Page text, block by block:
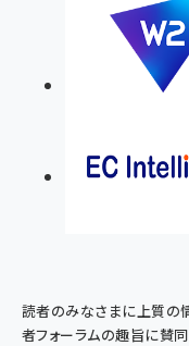
読者のみなさまに上質の
者フォーラムの趣旨に賛